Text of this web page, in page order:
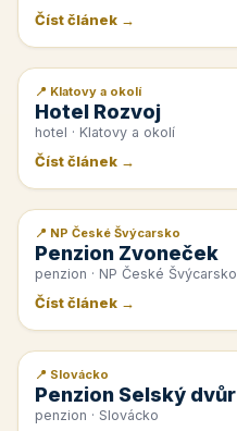
Číst článek →
📰 PR článek
📍 Klatovy a okolí
Hotel Rozvoj
hotel · Klatovy a okolí
Číst článek →
📰 PR článek
📍 NP České Švýcarsko
Penzion Zvoneček
penzion · NP České Švýcarsko
Číst článek →
📰 PR článek
📍 Slovácko
Penzion Selský dvůr
penzion · Slovácko